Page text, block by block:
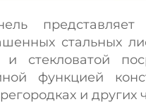
стальных
стекловатой
функцией
и других